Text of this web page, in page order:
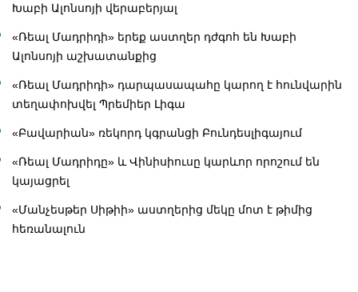
Խաբի Ալոնսոյի վերաբերյալ
«Ռեալ Մադրիդի» երեք աստղեր դժգոհ են Խաբի
Ալոնսոյի աշխատանքից
«Ռեալ Մադրիդի» դարպասապահը կարող է հունվարին
տեղափոխվել Պրեմիեր Լիգա
«Բավարիան» ռեկորդ կգրանցի Բունդեսլիգայում
«Ռեալ Մադրիդը» և Վինիսիուսը կարևոր որոշում են
կայացրել
«Մանչեսթեր Սիթիի» աստղերից մեկը մոտ է թիմից
հեռանալուն